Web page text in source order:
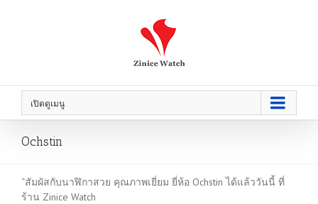
เปิดดูเมนู
Ochstin
“สัมผัสกับนาฬิกาสวย คุณภาพเยี่ยม ยี่ห้อ Ochstin ได้แล้ววันนี้ ที่
ร้าน Zinice Watch